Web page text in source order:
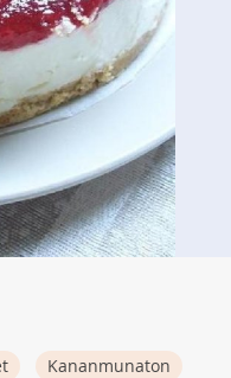
Kananmunaton